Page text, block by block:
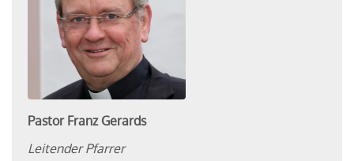
PastorFranz Gerards
Leitender Pfarrer